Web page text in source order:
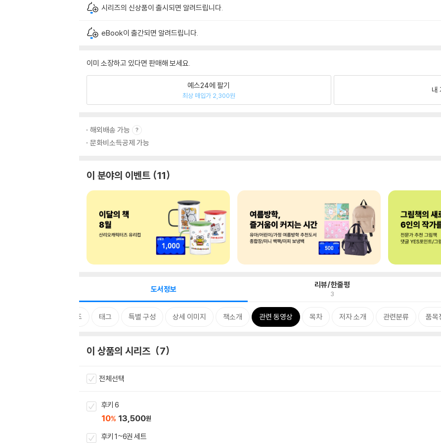
시리즈의 신상품이 출시되면 알려드립니다.
eBook이 출간되면 알려드립니다.
이미 소장하고 있다면 판매해 보세요.
예스24에 팔기
최상 매입가 2,300원
내
해외배송 가능
문화비소득공제 가능
이 분야의 이벤트 11
도서정보 리뷰/한줄평
3
시리즈 태그 특별 구성 상세 이미지 책소개 관련 동영상 목차 저자 소개 관련분류 품목
이 상품의 시리즈 7
전체선택
후키 6
10% 13,500원
후키 1~6권 세트